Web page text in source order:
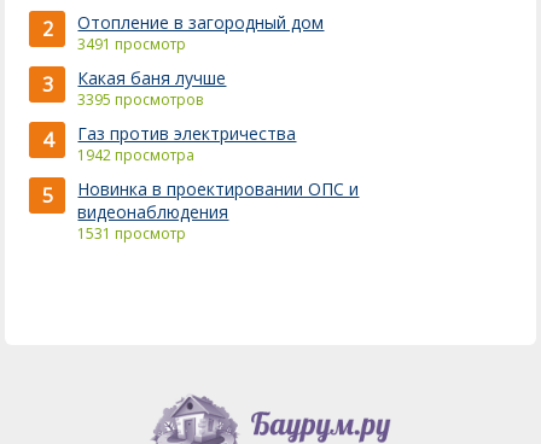
2 Отопление в загородный дом
3491 просмотр
3 Какая баня лучше
3395 просмотров
4 Газ против электричества
1942 просмотра
5
Новинка в проектировании ОПС и
видеонаблюдения
1531 просмотр